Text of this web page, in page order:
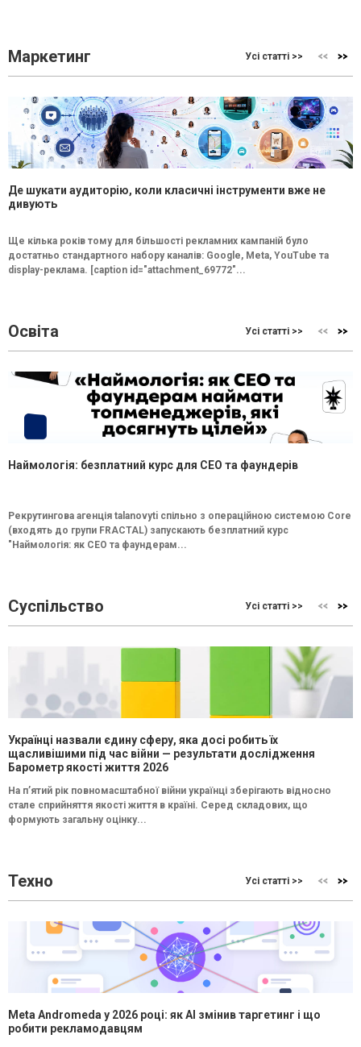
Маркетинг Усі статті >>
Де шукати аудиторію, коли класичні інструменти вже не
дивують
Ще кілька років тому для більшості рекламних кампаній було
достатньо стандартного набору каналів: Google, Meta, YouTube та
display-реклама. [caption id="attachment_69772"...
Освіта Усі статті >>
Наймологія: безплатний курс для CEO та фаундерів
Рекрутингова агенція talanovyti спільно з операційною системою Core
(входять до групи FRACTAL) запускають безплатний курс
"Наймологія: як СEO та фаундерам...
Суспільство Усі статті >>
Українці назвали єдину сферу, яка досі робить їх
щасливішими під час війни — результати дослідження
Барометр якості життя 2026
На п’ятий рік повномасштабної війни українці зберігають відносно
стале сприйняття якості життя в країні. Серед складових, що
формують загальну оцінку...
Техно Усі статті >>
Meta Andromeda у 2026 році: як AI змінив таргетинг і що
робити рекламодавцям